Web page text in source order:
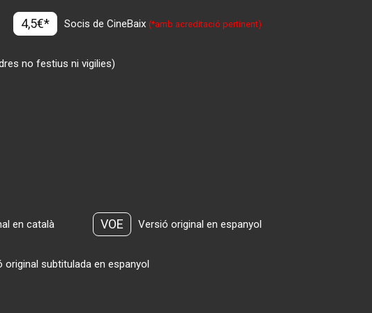
4,5€* Socis de CineBaix(*amb acreditació pertinent)
no festius ni vigilies)
en català VOE Versió original en espanyol
original subtitulada en espanyol